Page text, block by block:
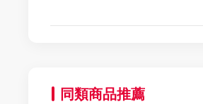
同類商品推薦